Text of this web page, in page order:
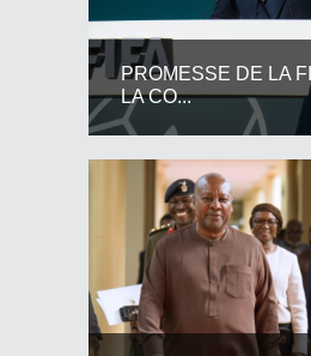
PROMESSE DE LA
LA CO...